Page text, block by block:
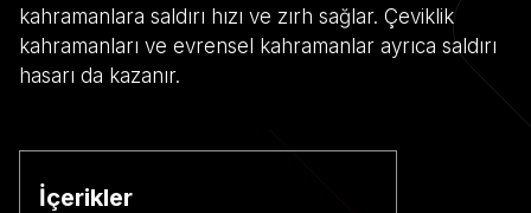
kahramanlara saldırı hızı ve zırh sağlar. Çeviklik
kahramanları ve evrensel kahramanlar ayrıca saldırı
hasarı da kazanır.
İçerikler